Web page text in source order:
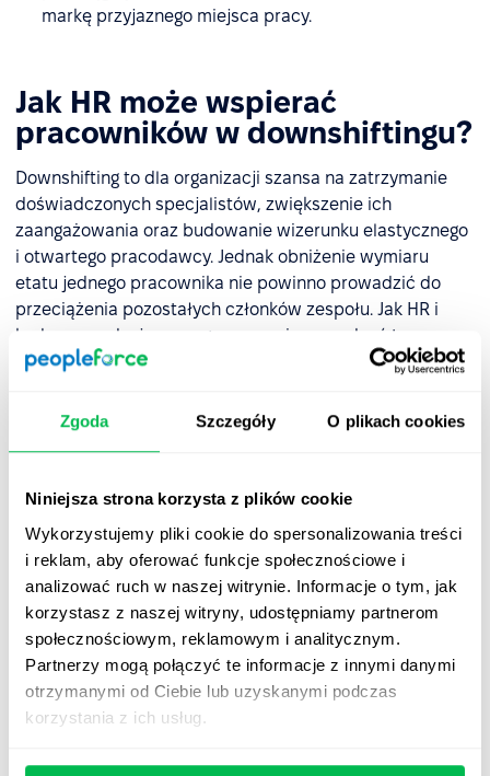
Zgoda Szczegóły O plikach cookies
Niniejsza strona korzysta z plików cookie
Wykorzystujemy pliki cookie do spersonalizowania treści
i reklam, aby oferować funkcje społecznościowe i
analizować ruch w naszej witrynie. Informacje o tym, jak
korzystasz z naszej witryny, udostępniamy partnerom
społecznościowym, reklamowym i analitycznym.
Partnerzy mogą połączyć te informacje z innymi danymi
otrzymanymi od Ciebie lub uzyskanymi podczas
korzystania z ich usług.
markę przyjaznego miejsca pracy.
Jak HR może wspierać
pracowników w downshiftingu?
Downshifting to dla organizacji szansa na zatrzymanie
doświadczonych specjalistów, zwiększenie ich
zaangażowania oraz budowanie wizerunku elastycznego
i otwartego pracodawcy. Jednak obniżenie wymiaru
etatu jednego pracownika nie powinno prowadzić do
przeciążenia pozostałych członków zespołu. Jak HR i
kadra zarządzająca mogą sprawnie zarządzać tym
procesem? Oto sprawdzone praktyki:
Zrozumienie motywacji pracownika
bardzo różne – nie zawsze wynikają z wypalenia
zawodowego. Dlatego pierwszym krokiem do znalezienia
równowagi między oczekiwaniami pracownika a celami
firmy jest szczera, oparta na zaufaniu rozmowa. To
właśnie ona pozwala zrozumieć, co naprawdę stoi za
decyzją o zmianie zawodowej.
Warto działać proaktywnie. Regularne rozmowy oraz
ankiety
(np. eNPS
) pomagają specjalistom HR szybciej